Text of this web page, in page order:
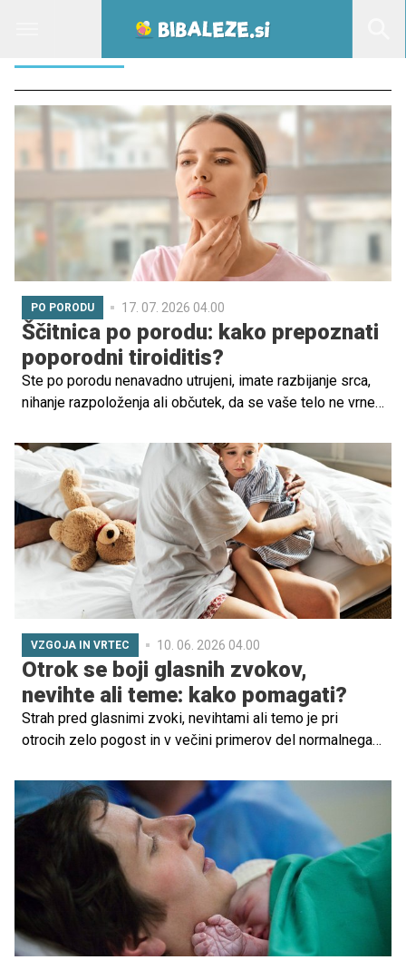
PO PORODU 17. 07. 2026 04.00
Ščitnica po porodu: kako prepoznati
poporodni tiroiditis?
Ste po porodu nenavadno utrujeni, imate razbijanje srca,
nihanje razpoloženja ali občutek, da se vaše telo ne vrne
prilagajanje na novo življenje, ampak tudi spremembe v
delovanju ščitnice.
VZGOJA IN VRTEC 10. 06. 2026 04.00
Otrok se boji glasnih zvokov,
nevihte ali teme: kako pomagati?
Strah pred glasnimi zvoki, nevihtami ali temo je pri
otrocih zelo pogost in v večini primerov del normalnega
reagirajo na zvoke in situacije, ki jih ne razumejo ali jih
doživljajo kot nepredvidljive, saj še nimajo popolnoma
razvitega občutka varnosti in razlage sveta okoli sebe.